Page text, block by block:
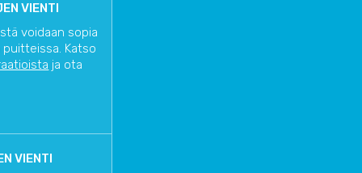
VIENTI
voidaan sopia
Katso
ja ota
VIENTI